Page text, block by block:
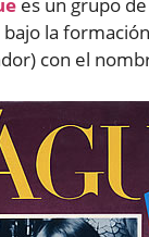
es un grupo
bajo la
con el